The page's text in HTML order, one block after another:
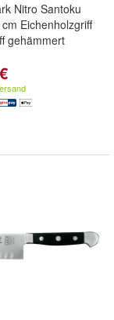
Nitro Santoku
Eichenholzgriff
gehämmert